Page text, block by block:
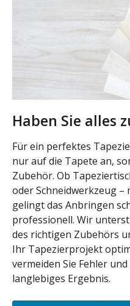
Haben Sie alles
Für ein perfektes
nur auf die Tapete an,
Zubehör. Ob
oder Schneidwerkzeug –
gelingt das Anbringen
professionell. Wir
des richtigen Zubehörs
Ihr Tapezierprojekt
vermeiden Sie Fehler
langlebiges Ergebnis.